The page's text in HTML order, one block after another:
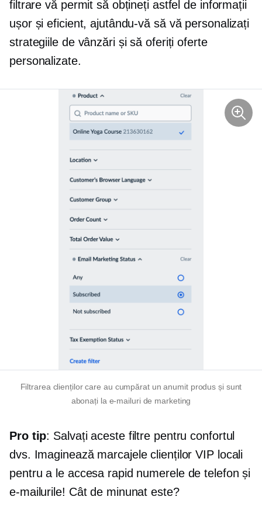
filtrare vă permit să obțineți astfel de informații
ușor și eficient, ajutându-vă să vă personalizați
strategiile de vânzări și să oferiți oferte
personalizate.
Filtrarea clienților care au cumpărat un anumit produs și sunt
abonați la e-mailuri de marketing
Pro tip: Salvați aceste filtre pentru confortul
dvs. Imaginează marcajele clienților VIP locali
pentru a le accesa rapid numerele de telefon și
e-mailurile! Cât de minunat este?